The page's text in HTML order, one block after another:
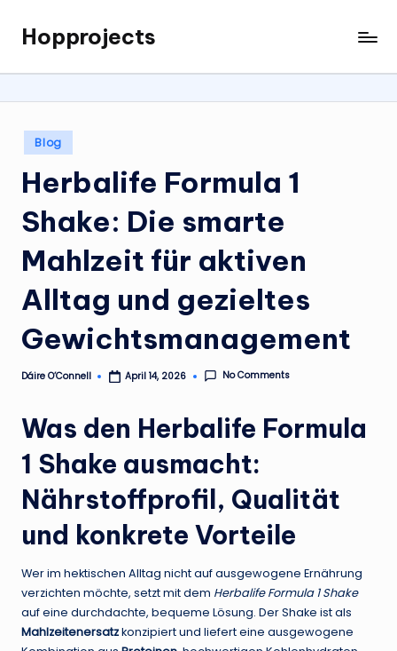
content
Hopprojects
Posted
in
Blog
Herbalife Formula 1
Shake: Die smarte
Mahlzeit für aktiven
Alltag und gezieltes
Gewichtsmanagement
Posted
Dáire O’Connell April 14, 2026 No Comments
Was den Herbalife Formula
1 Shake ausmacht:
Nährstoffprofil, Qualität
und konkrete Vorteile
Wer im hektischen Alltag nicht auf ausgewogene Ernährung
verzichten möchte, setzt mit dem Herbalife Formula 1 Shake
auf eine durchdachte, bequeme Lösung. Der Shake ist als
Mahlzeitenersatzkonzipiert und liefert eine ausgewogene